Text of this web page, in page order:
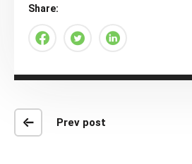
Share:
Prev post